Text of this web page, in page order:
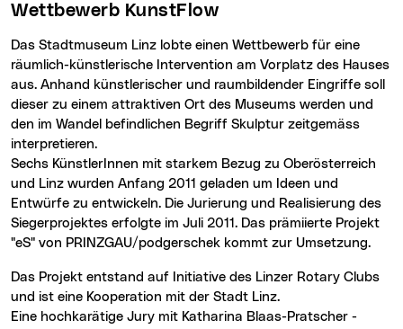
Wettbewerb KunstFlow
Das Stadtmuseum Linz lobte einen Wettbewerb für eine
räumlich-künstlerische Intervention am Vorplatz des Hauses
aus. Anhand künstlerischer und raumbildender Eingriffe soll
dieser zu einem attraktiven Ort des Museums werden und
den im Wandel befindlichen Begriff Skulptur zeitgemäss
interpretieren.
Sechs KünstlerInnen mit starkem Bezug zu Oberösterreich
und Linz wurden Anfang 2011 geladen um Ideen und
Entwürfe zu entwickeln. Die Jurierung und Realisierung des
Siegerprojektes erfolgte im Juli 2011. Das prämiierte Projekt
"eS" von PRINZGAU/podgerschek kommt zur Umsetzung.
Das Projekt entstand auf Initiative des Linzer Rotary Clubs
und ist eine Kooperation mit der Stadt Linz.
Eine hochkarätige Jury mit Katharina Blaas-Pratscher -